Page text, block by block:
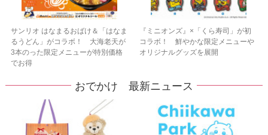
サンリオ はなまるおばけ＆「はなま
るうどん」がコラボ！ 大海老天が
3本のった限定メニューが特別価格
でお得
『ミニオンズ』×「くら寿司」が初
コラボ！ 鮮やかな限定メニューや
オリジナルグッズを展開
おでかけ 最新ニュース